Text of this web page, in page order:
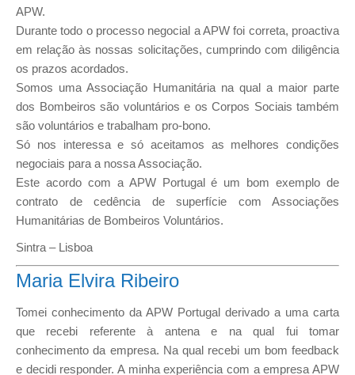
APW.
Durante todo o processo negocial a APW foi correta, proactiva
em relação às nossas solicitações, cumprindo com diligência
os prazos acordados.
Somos uma Associação Humanitária na qual a maior parte
dos Bombeiros são voluntários e os Corpos Sociais também
são voluntários e trabalham pro-bono.
Só nos interessa e só aceitamos as melhores condições
negociais para a nossa Associação.
Este acordo com a APW Portugal é um bom exemplo de
contrato de cedência de superfície com Associações
Humanitárias de Bombeiros Voluntários.
Sintra – Lisboa
Maria Elvira Ribeiro
Tomei conhecimento da APW Portugal derivado a uma carta
que recebi referente à antena e na qual fui tomar
conhecimento da empresa. Na qual recebi um bom feedback
e decidi responder. A minha experiência com a empresa APW